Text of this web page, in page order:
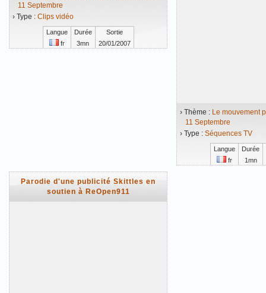
11 Septembre
› Type : Clips vidéo
Langue Durée
Sortie
fr
3mn 20/01/2007
› Thème : Le mouvement
11 Septembre
› Type : Séquences TV
Langue
Durée
fr
1mn
Parodie d'une publicité Skittles en
soutien à ReOpen911